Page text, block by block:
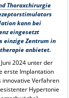
Thoraxchirurgie
kann bei
eingesetzt
einzige Zentrum in
anbietet.
2024 unter der
erste Implantation
Verfahren
Hypertonie